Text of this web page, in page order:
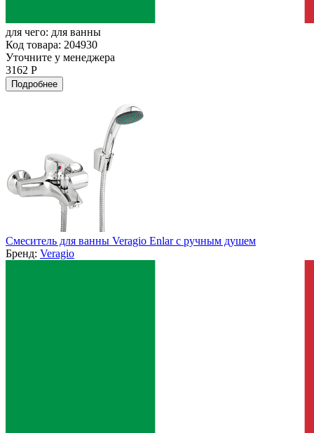
для чего: для ванны
Код товара: 204930
Уточните у менеджера
3162 Р
Подробнее
Смеситель для ванны Veragio Enlar с ручным душем
Бренд: Veragio